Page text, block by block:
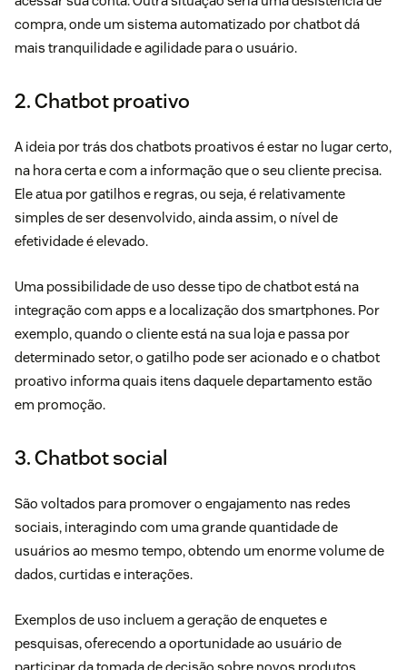
compra, onde um sistema automatizado por chatbot dá
mais tranquilidade e agilidade para o usuário.
2. Chatbot proativo
A ideia por trás dos chatbots proativos é estar no lugar certo,
na hora certa e com a informação que o seu cliente precisa.
Ele atua por gatilhos e regras, ou seja, é relativamente
simples de ser desenvolvido, ainda assim, o nível de
efetividade é elevado.
Uma possibilidade de uso desse tipo de chatbot está na
integração com apps e a localização dos smartphones. Por
exemplo, quando o cliente está na sua loja e passa por
determinado setor, o gatilho pode ser acionado e o chatbot
proativo informa quais itens daquele departamento estão
em promoção.
3. Chatbot social
São voltados para promover o engajamento nas redes
sociais, interagindo com uma grande quantidade de
usuários ao mesmo tempo, obtendo um enorme volume de
dados, curtidas e interações.
Exemplos de uso incluem a geração de enquetes e
pesquisas, oferecendo a oportunidade ao usuário de